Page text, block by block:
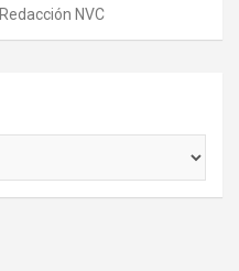
Redacción NVC